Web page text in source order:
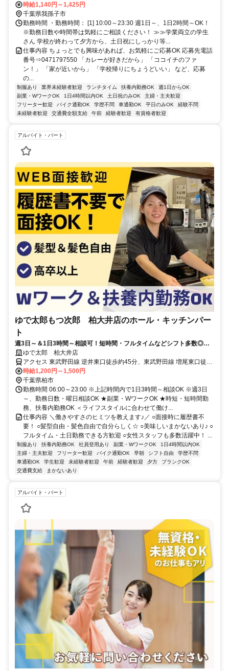
我孫子（千葉県）南口徒歩約1分、ＪＲ常磐線/東京メトロ千代田線 北
柏北口徒歩約33分
時給1,140円～1,425円
千葉県我孫子市
勤務時間 ・勤務時間： [1] 10:00～23:30 週1日～、1日2時間～OK！
※勤務日数や時間帯は気軽にご相談ください！ ≫≫学業両立の学生
さん 学校が終わって夕方から、土日祝にしっかり等...
仕事内容 ちょっとでも興味があれば、お気軽にご応募OK 応募先電話
番号⇒0471797550 「カレーが好きだから」 「ココイチのファ
ン！」 「家が近いから」 「学校帰りにちょうどいい」 など、応募
の...
制服あり 業界未経験者歓迎 ランチタイム 扶養内勤務OK
週1日からOK
副業・WワークOK
1日4時間以内OK 土日祝のみOK
主婦・主夫歓迎
フリーター歓迎
バイク通勤OK 学歴不問 車通勤OK 平日のみOK
経験不問
未経験者歓迎
交通費全額支給 午前 経験者歓迎 有資格者歓迎
アルバイト・パート
ゆで太郎もつ次郎 柏大井店のホール・キッチンパー
ト
週3日～＆1日3時間～相談可！短時間・フルタイムなどシフト多数◎髪
型自由・履歴書不要
ゆで太郎 柏大井店
アクセス 東武野田線 逆井東口徒歩約45分、東武野田線 増尾東口徒歩
約51分、東武野田線 高柳西口徒歩約53分
時給1,200円～1,500円
千葉県柏市
勤務時間 06:00～23:00 ※上記時間内で1日3時間～相談OK ※週3日
～、勤務日数・曜日相談OK ★副業・WワークOK ★時短・短時間勤
務、扶養内勤務OK ＜ライフスタイルに合わせて働け...
仕事内容 ＼働きやすさのヒミツを教えます♪／ ○面接時に履歴書不
要！ ○髪型自由・髪色自由で自分らしく☆ ○美味しいまかないあり♪ ○
フルタイム・土日勤務できる方歓迎 ○女性スタッフも多数活躍中！ ...
制服あり 扶養内勤務OK 社員登用あり 副業・WワークOK
1日4時間以内OK
主婦・主夫歓迎
フリーター歓迎 バイク通勤OK 早朝 シフト自由
学歴不問
車通勤OK
学生歓迎 未経験者歓迎 午前 経験者歓迎 夕方
ブランクOK
交通費支給
まかないあり
アルバイト・パート